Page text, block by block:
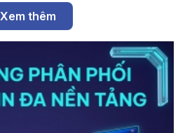
Xem thêm